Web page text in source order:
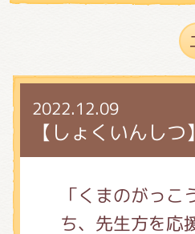
2022.12.09
【しょくいんし
「くまのがっ
ち、先生方を応
スタッフブロ
絵本・作家紹介
ショップイン